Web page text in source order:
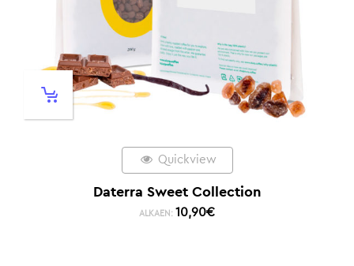
Quickview
Daterra Sweet Collection
ALKAEN: 10,90€